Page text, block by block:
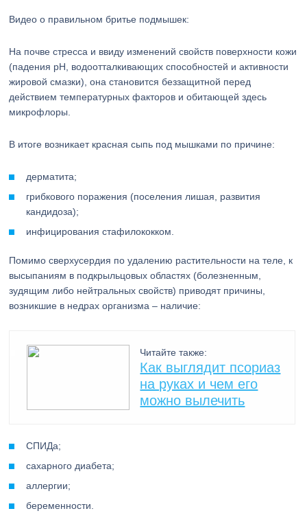
Видео о правильном бритье подмышек:
На почве стресса и ввиду изменений свойств поверхности кожи
(падения pH, водоотталкивающих способностей и активности
жировой смазки), она становится беззащитной перед
действием температурных факторов и обитающей здесь
микрофлоры.
В итоге возникает красная сыпь под мышками по причине:
дерматита;
грибкового поражения (поселения лишая, развития
кандидоза);
инфицирования стафилококком.
Помимо сверхусердия по удалению растительности на теле, к
высыпаниям в подкрыльцовых областях (болезненным,
зудящим либо нейтральных свойств) приводят причины,
возникшие в недрах организма – наличие:
Читайте также:
Как выглядит псориаз
на руках и чем его
можно вылечить
СПИДа;
сахарного диабета;
аллергии;
беременности.